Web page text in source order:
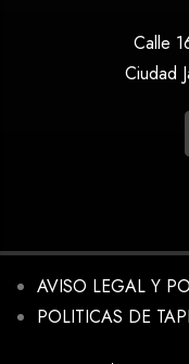
Calle
Ciudad
AVISO LEGAL Y
POLITICAS DE